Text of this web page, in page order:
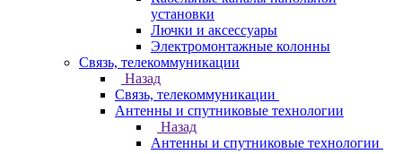
установки
Лючки и аксессуары
Электромонтажные колонны
Связь, телекоммуникации
Назад
Связь, телекоммуникации
Антенны и спутниковые технологии
Назад
Антенны и спутниковые технологии